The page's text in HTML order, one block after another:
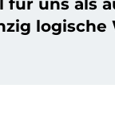
für uns als
logische